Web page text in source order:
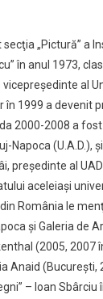
secţia „Pictură” a
în anul 1973,
vicepreşedinte al
în 1999 a devenit
2000-2008 a
Napoca (U.A.D.),
preşedinte al
aceleiaşi
România le
şi Galeria de
(2005, 2007
Anaid (Bucureşti,
– Ioan Sbârciu